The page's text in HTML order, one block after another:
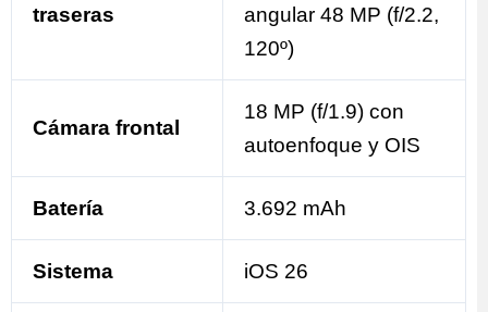
traseras
angular 48 MP (f/2.2,
120º)
Cámara frontal
18 MP (f/1.9) con
autoenfoque y OIS
Batería 3.692 mAh
Sistema iOS 26